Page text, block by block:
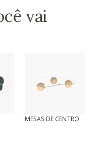
vai
MESAS DE CENTRO